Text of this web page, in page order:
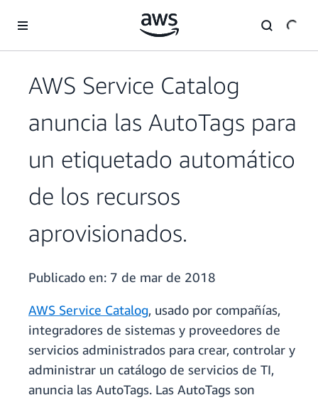
AWS Service Catalog
anuncia las AutoTags para
un etiquetado automático
de los recursos
aprovisionados.
Publicado en: 7 de mar de 2018
AWS Service Catalog, usado por compañías,
integradores de sistemas y proveedores de
servicios administrados para crear, controlar y
administrar un catálogo de servicios de TI,
anuncia las AutoTags. Las AutoTags son